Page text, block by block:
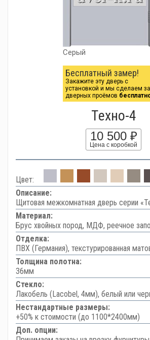
Серый
Бесплатный замер!
Закажите эту дверь с
установкой и мы сделаем
дверных проёмов
Tехно-4
10 500 ₽
Цена с коробкой
Цвет:
Описание:
Щитовая межкомнатная дверь серии
Материал:
Брус хвойных пород, МДФ, реечное
Отделка:
ПВХ (Германия), текстурированная
Толщина полотна:
36мм
Стекло:
Лакобель (Lacobel, 4мм), белый или
Нестандартные размеры:
+50% к стоимости (до 1100*2400мм)
Доп. опции: